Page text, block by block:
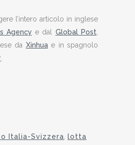
l’intero articolo in inglese
Agency e dal Global Post,
da Xinhuae in spagnolo
.
Italia-Svizzera, lotta